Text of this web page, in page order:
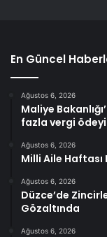
En Güncel
Ağustos 6, 2026
Maliye
fazla vergi
Ağustos 6, 2026
Milli Aile Haftası
Ağustos 6, 2026
Düzce’de
Gözaltında
Ağustos 6, 2026